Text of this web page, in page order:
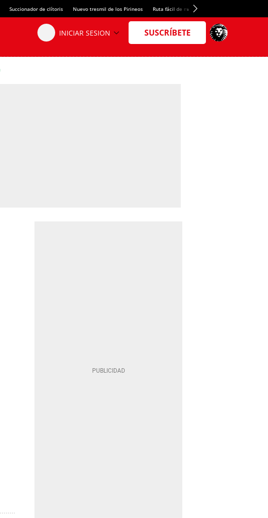
Succionador de clítoris Nuevo tresmil de los Pirineos Ruta fácil de montaña